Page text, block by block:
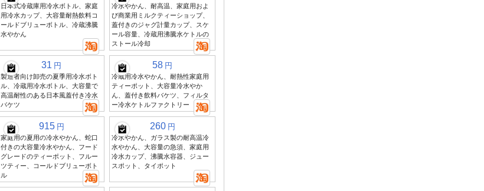
日本式冷蔵庫用冷水ボトル、家庭
用冷水カップ、大容量耐熱飲料コ
ールドブリューボトル、冷蔵沸騰
水やかん
冷水やかん、耐高温、家庭用およ
び商業用ミルクティーショップ、
蓋付きのジャグ計量カップ、スケ
ール容量、冷蔵用沸騰水ケトルの
ストール冷却
31 円
製造者向け卸売の夏季用冷水ボト
ル、冷蔵用冷水ボトル、大容量で
高温耐性のある日本風蓋付き冷水
バケツ
58 円
冷蔵用冷水やかん、耐熱性家庭用
ティーポット、大容量冷水やか
ん、蓋付き飲料バケツ、フィルタ
ー冷水ケトルファクトリー
915 円
家庭用の夏用の冷水やかん、蛇口
付きの大容量冷水やかん、フード
グレードのティーポット、フルー
ツティー、コールドブリューボト
ル
260 円
冷水やかん、ガラス製の耐高温冷
水やかん、大容量の急須、家庭用
冷水カップ、沸騰水容器、ジュー
スポット、タイポット